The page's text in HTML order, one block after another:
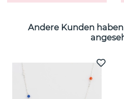
Andere Kunden